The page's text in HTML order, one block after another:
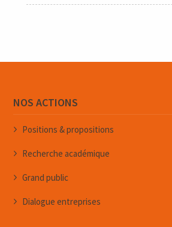
NOS ACTIONS
Positions & propositions
Recherche académique
Grand public
Dialogue entreprises